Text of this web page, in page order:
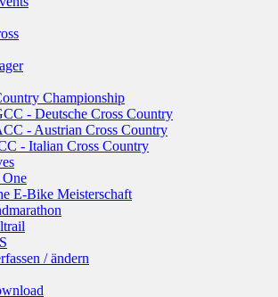
Championship
- Deutsche Cross Country
- Austrian Cross Country
- Italian Cross Country
E-Bike Meisterschaft
/ ändern